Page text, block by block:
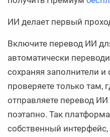
ИИ делает первый
Включите перевод ИИ
автоматически
сохраняя заполнители
проверяете только там,
отправляете перевод ИИ
поэтапно. Так
собственный